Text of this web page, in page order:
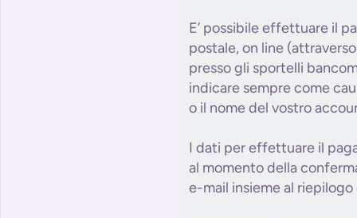
E’ possibile effettuare il
postale, on line
presso gli sportelli
indicare sempre come
o il nome del vostro
I dati per effettuare il
al momento della
e-mail insieme al riepilogo